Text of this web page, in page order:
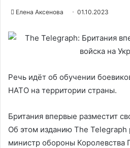
Елена Аксенова 01.10.2023
Речь идёт об обучении
НАТО на территории страны.
Британия впервые разместит
Об этом изданию The Telegraph
министр обороны Королевства